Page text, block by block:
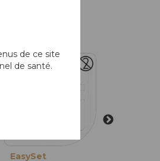
EasySet
de ce site
de santé.